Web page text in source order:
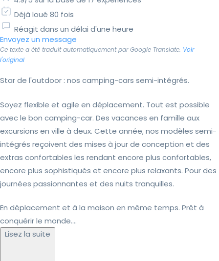
Déjà loué 80 fois
Réagit dans un délai d'une heure
Envoyez un message
Ce texte a été traduit automatiquement par Google Translate. Voir
l'original
Star de l'outdoor : nos camping-cars semi-intégrés.
Soyez flexible et agile en déplacement. Tout est possible
avec le bon camping-car. Des vacances en famille aux
excursions en ville à deux. Cette année, nos modèles semi-
intégrés reçoivent des mises à jour de conception et des
extras confortables les rendant encore plus confortables,
encore plus sophistiqués et encore plus relaxants. Pour des
journées passionnantes et des nuits tranquilles.
En déplacement et à la maison en même temps. Prêt à
conquérir le monde....
Lisez la suite